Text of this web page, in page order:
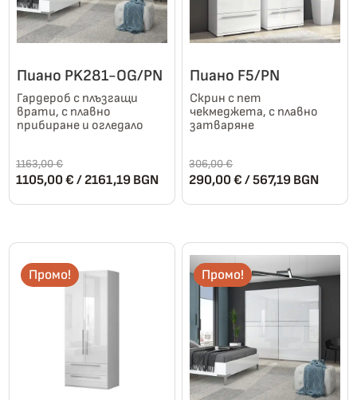
Пиано PK281-OG/PN
Гардероб с плъзгащи
врати, с плавно
прибиране и огледало
1163,00€
Original
1105,00€ / 2161,19 BGNТекущата
цена
multiple
Пиано F5/PN
Скрин с пет
чекмеджета, с плавно
затваряне
306,00€
Original
290,00€ / 567,19 BGN
цена
has
multiple
variants.
The
options
may
be
Промо! Промо!